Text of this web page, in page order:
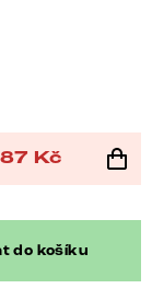
Kč
do košíku